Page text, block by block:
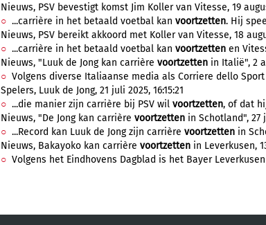
Nieuws, PSV bevestigt komst Jim Koller van Vitesse, 19
...carrière in het betaald voetbal kan voortzetten. Hij
Nieuws, PSV bereikt akkoord met Koller van Vitesse, 18
...carrière in het betaald voetbal kan voortzetten en
Nieuws, "Luuk de Jong kan carrière voortzetten in Italië", 2
Volgens diverse Italiaanse media als Corriere dello
Spelers, Luuk de Jong, 21 juli 2025, 16:15:21
...die manier zijn carrière bij PSV wil voortzetten, of dat
Nieuws, "De Jong kan carrière voortzetten in Schotland", 27
...Record kan Luuk de Jong zijn carrière voortzetten in
Nieuws, Bakayoko kan carrière voortzetten in Leverkusen,
Volgens het Eindhovens Dagblad is het Bayer